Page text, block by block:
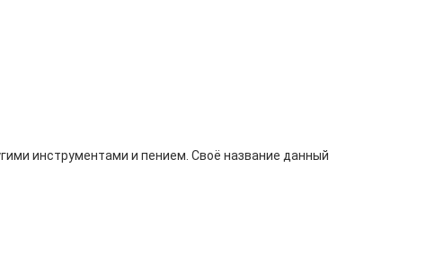
инструментами и пением. Своё название данный